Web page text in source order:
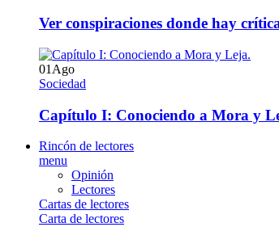
Ver conspiraciones donde hay
01 Ago
Sociedad
Capítulo I: Conociendo a Mora y
Rincón de lectores
menu
Opinión
Lectores
Cartas de lectores
Carta de lectores